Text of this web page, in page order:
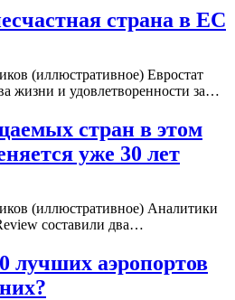
страна в ЕС
(иллюстративное) Евростат
жизни и удовлетворенности за…
стран в этом
уже 30 лет
(иллюстративное) Аналитики
составили два…
лучших аэропортов